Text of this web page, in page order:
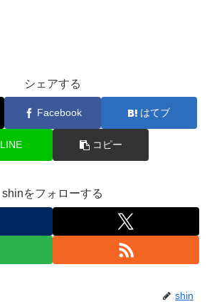
シェアする
Facebook はてブ
LINE コピー
shinをフォローする
shin